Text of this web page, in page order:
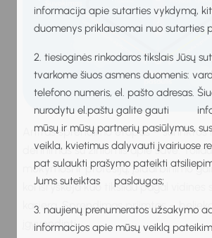
informacija apie sutarties vykdymą,
duomenys priklausomai nuo sutarties
2. tiesioginės rinkodaros tikslais Jūsų
tvarkome šiuos asmens duomenis:
telefono numeris, el. pašto adresas.
nurodytu el.paštu galite gauti
mūsų ir mūsų partnerių pasiūlymus,
veikla, kvietimus dalyvauti įvairiuose
pat sulaukti prašymo pateikti
Jums suteiktas paslaugas;
3. naujienų prenumeratos užsakymo
informacijos apie mūsų veiklą
Antras sprendimo etapas – surinktos
derinimas su žiniomis apie save.
mokymosi ir profesijų, įsidarbinimo
kol išryškėja kuo tiksliau pagal vidines
karjera. Sprendimas priimtas –
įgyvendinti.